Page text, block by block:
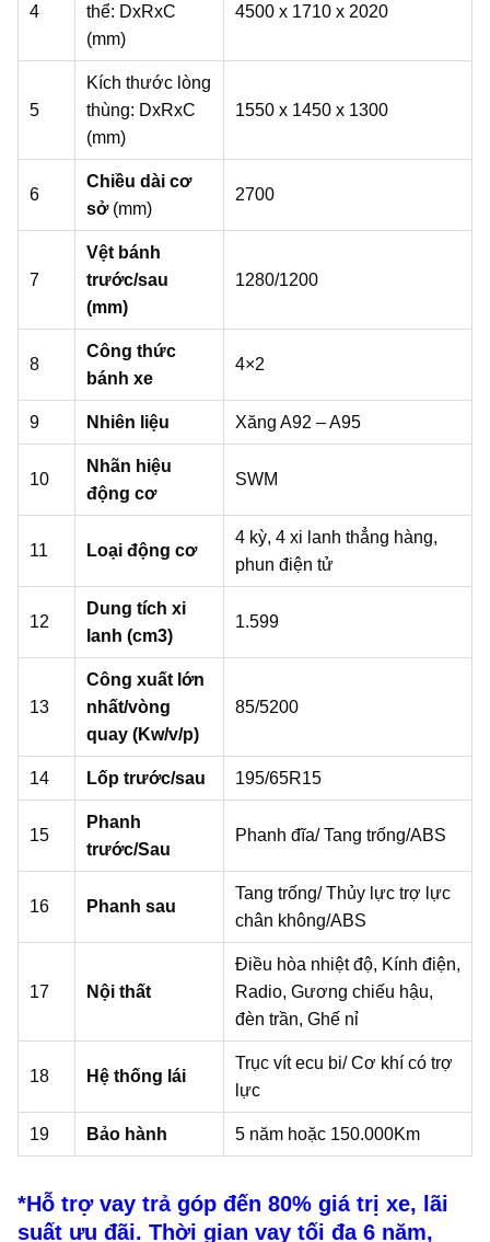
4
thể: DxRxC
(mm)
4500 x 1710 x 2020
5
Kích thước lòng
thùng: DxRxC
(mm)
1550 x 1450 x 1300
6
Chiều dài cơ
sở (mm)
2700
7
Vệt bánh
trước/sau
(mm)
1280/1200
8
Công thức
bánh xe
4×2
9 Nhiên liệu Xăng A92 – A95
10
Nhãn hiệu
động cơ
SWM
11 Loại động cơ
4 kỳ, 4 xi lanh thẳng hàng,
phun điện tử
12
Dung tích xi
lanh (cm3)
1.599
13
Công xuất lớn
nhất/vòng
quay (Kw/v/p)
85/5200
14 Lốp trước/sau 195/65R15
15
Phanh
trước/Sau
Phanh đĩa/ Tang trống/ABS
16 Phanh sau
Tang trống/ Thủy lực trợ lực
chân không/ABS
17 Nội thất
Điều hòa nhiệt độ, Kính điện,
Radio, Gương chiếu hậu,
đèn trần, Ghế nỉ
18 Hệ thống lái
Trục vít ecu bi/ Cơ khí có trợ
lực
19 Bảo hành 5 năm hoặc 150.000Km
*Hỗ trợ vay trả góp đến 80% giá trị xe, lãi
suất ưu đãi. Thời gian vay tối đa 6 năm,